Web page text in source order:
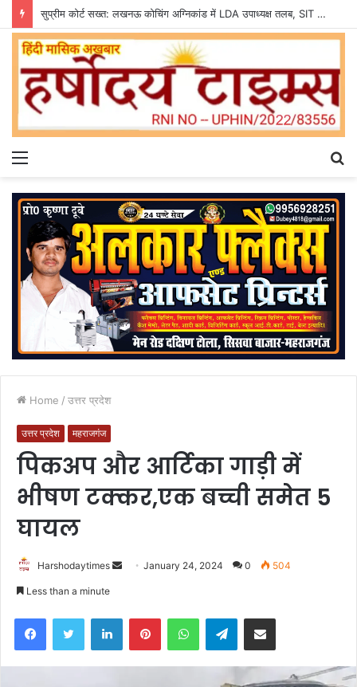
सुप्रीम कोर्ट सख्त: लखनऊ कोचिंग अग्निकांड में LDA उपाध्यक्ष तलब, SIT से मांगी सीलबंद रिपोर्ट
Menu
Home / उत्तर प्रदेश
उत्तर प्रदेश महराजगंज
पिकअप और आर्टिका गाड़ी में
भीषण टक्कर,एक बच्ची समेत 5
घायल
Harshodaytimes
SendJanuary 24, 2024 0 504
Less than a minute
FacebookTwitter LinkedInPinterestWhatsAppTelegramShare via Email